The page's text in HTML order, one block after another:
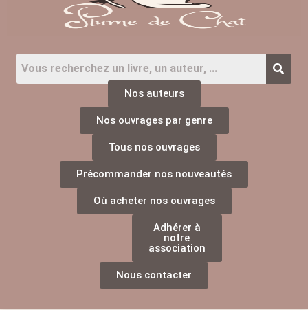
Nos auteurs
Nos ouvrages par genre
Tous nos ouvrages
Précommander nos nouveautés
Où acheter nos ouvrages
Adhérer à
notre
association
Nous contacter